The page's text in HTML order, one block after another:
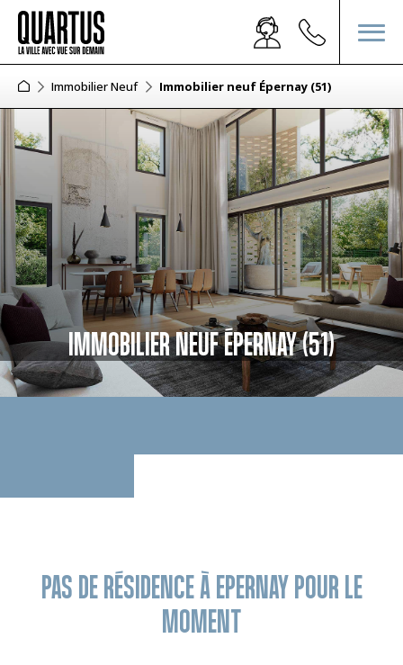
Immobilier Neuf Immobilier neuf Épernay (51)
IMMOBILIER NEUF ÉPERNAY (51)
PAS DE RÉSIDENCE À EPERNAY POUR LE
MOMENT